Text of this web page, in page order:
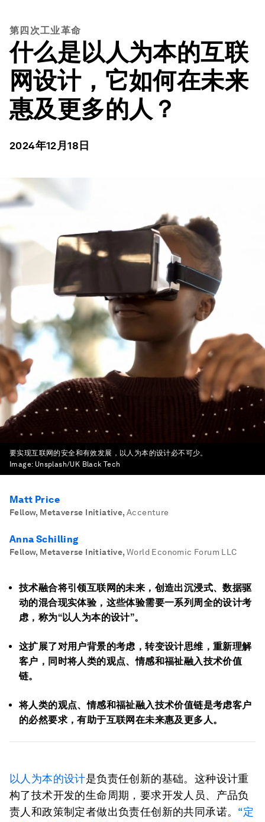
第四次工业革命
什么是以人为本的互联
网设计，它如何在未来
惠及更多的人？
2024年12月18日
要实现互联网的安全和有效发展，以人为本的设计必不可少。
Image: Unsplash/UK Black Tech
Matt Price
Fellow, Metaverse Initiative, Accenture
Anna Schilling
Fellow, Metaverse Initiative, World Economic Forum LLC
技术融合将引领互联网的未来，创造出沉浸式、数据驱
动的混合现实体验，这些体验需要一系列周全的设计考
虑，称为“以人为本的设计”。
这扩展了对用户背景的考虑，转变设计思维，重新理解
客户，同时将人类的观点、情感和福祉融入技术价值
链。
将人类的观点、情感和福祉融入技术价值链是考虑客户
的必然要求，有助于互联网在未来惠及更多人。
以人为本的设计是负责任创新的基础。这种设计重
构了技术开发的生命周期，要求开发人员、产品负
责人和政策制定者做出负责任创新的共同承诺。 “定